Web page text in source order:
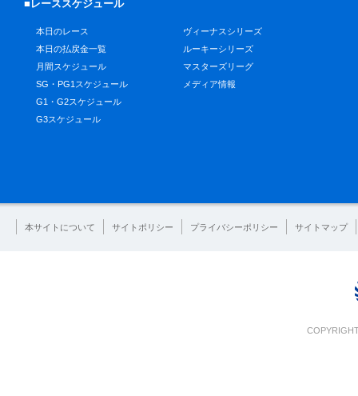
■レーススケジュール
本日のレース
本日の払戻金一覧
月間スケジュール
SG・PG1スケジュール
G1・G2スケジュール
G3スケジュール
ヴィーナスシリーズ
ルーキーシリーズ
マスターズリーグ
メディア情報
本サイトについて サイトポリシー プライバシーポリシー サイトマップ